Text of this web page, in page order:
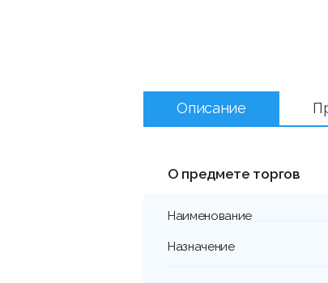
Описание
О предмете торгов
Наименование
Назначение